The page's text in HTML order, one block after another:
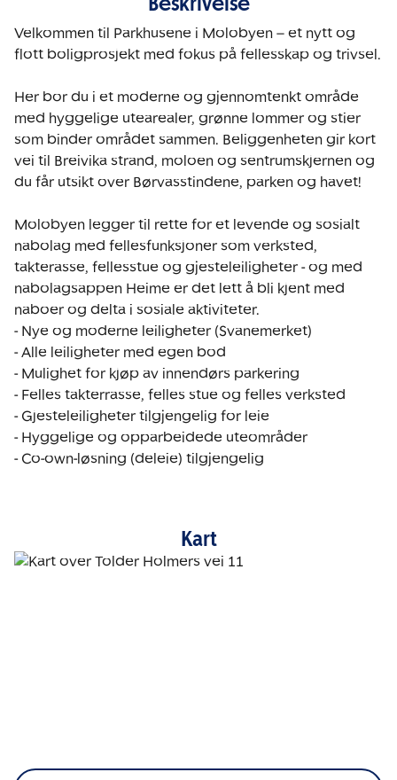
Velkommen til Parkhusene i Molobyen – et nytt og
flott boligprosjekt med fokus på fellesskap og trivsel.
Her bor du i et moderne og gjennomtenkt område
med hyggelige utearealer, grønne lommer og stier
som binder området sammen. Beliggenheten gir kort
vei til Breivika strand, moloen og sentrumskjernen og
du får utsikt over Børvasstindene, parken og havet!
Molobyen legger til rette for et levende og sosialt
nabolag med fellesfunksjoner som verksted,
takterasse, fellesstue og gjesteleiligheter - og med
nabolagsappen Heime er det lett å bli kjent med
naboer og delta i sosiale aktiviteter.
- Nye og moderne leiligheter (Svanemerket)
- Alle leiligheter med egen bod
- Mulighet for kjøp av innendørs parkering
- Felles takterrasse, felles stue og felles verksted
- Gjesteleiligheter tilgjengelig for leie
- Hyggelige og opparbeidede uteområder
- Co-own-løsning (deleie) tilgjengelig
Kart